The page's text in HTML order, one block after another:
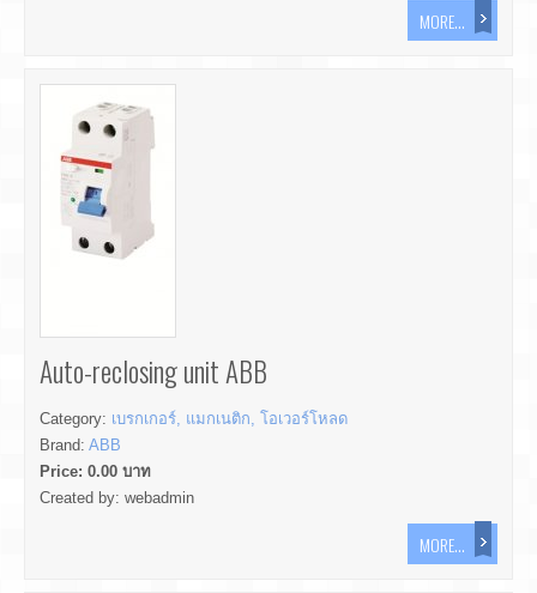
MORE...
Auto-reclosing unit ABB
Category: เบรกเกอร์, แมกเนติก, โอเวอร์โหลด
Brand: ABB
Price: 0.00 บาท
Created by: webadmin
MORE...